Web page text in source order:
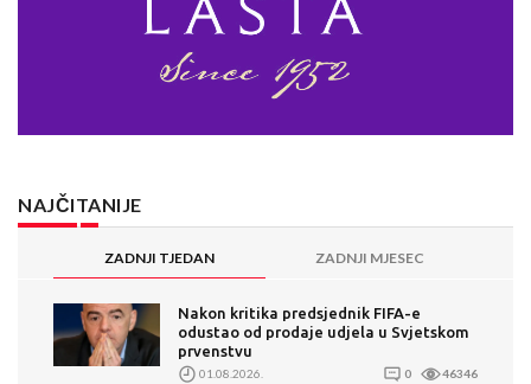
NAJČITANIJE
ZADNJI TJEDAN ZADNJI MJESEC
Nakon kritika predsjednik FIFA-e
odustao od prodaje udjela u Svjetskom
prvenstvu
01.08.2026. 0 46346